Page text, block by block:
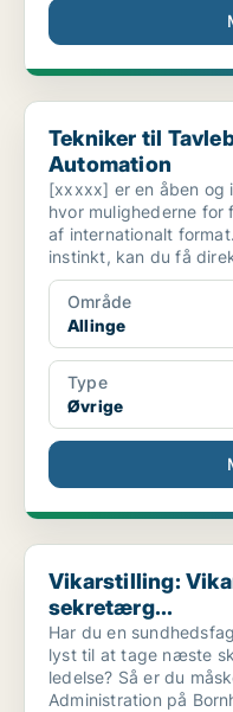
Tekniker til Tavlebygning,
Tekniker til
Automation
[xxxxx] er en åben og
hvor mulighederne
af internationalt
instinkt, kan du få
Område
Allinge
Type
Øvrige
Vikarstilling: Vikariat som
Vikarstilling:
sekretærg...
Har du en
lyst til at tage næste
ledelse? Så er du
Administration på